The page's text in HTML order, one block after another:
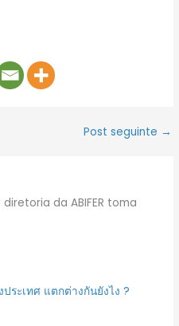
Post seguinte →
da ABIFER toma
ระเทศ แตกต่างกันยังไง ?